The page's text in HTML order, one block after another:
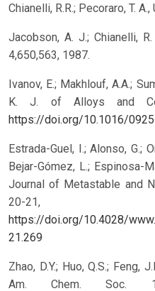
Chianelli, R.R.; Pecoraro, T.
Jacobson, A. J.; Chianelli,
4,650,563, 1987.
Ivanov, E.; Makhlouf, A.A.;
K. J. of Alloys and
https://doi.org/10.1016/
Estrada-Guel, I.; Alonso, G.;
Bejar-Gómez, L.; Espinosa-
Journal of Metastable and
20-21,
https://doi.org/10.4028/
21.269
Zhao, D.Y.; Huo, Q.S.; Feng,
Am. Chem. Soc.